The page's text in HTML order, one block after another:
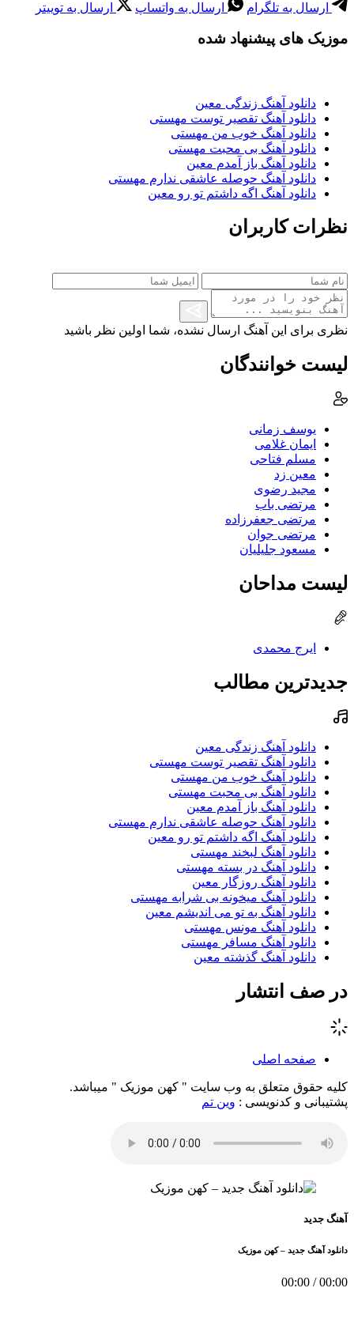
ارسال به تلگرام ارسال به واتساپ ارسال به توییتر
موزیک های پیشنهاد شده
دانلود آهنگ زندگی معین
دانلود آهنگ تقصیر توست مهستی
دانلود آهنگ خوب من مهستی
دانلود آهنگ بی محبت مهستی
دانلود آهنگ باز آمدم معین
دانلود آهنگ حوصله عاشقی ندارم مهستی
دانلود آهنگ اگه داشتم تو رو معین
نظرات کاربران
نظری برای این آهنگ ارسال نشده، شما اولین نظر باشید
لیست خوانندگان
یوسف زمانی
ایمان غلامی
مسلم فتاحی
معین زد
مجید رضوی
مرتضی باب
مرتضی جعفرزاده
مرتضی جوان
مسعود جلیلیان
لیست مداحان
ایرج محمدی
جدیدترین مطالب
دانلود آهنگ زندگی معین
دانلود آهنگ تقصیر توست مهستی
دانلود آهنگ خوب من مهستی
دانلود آهنگ بی محبت مهستی
دانلود آهنگ باز آمدم معین
دانلود آهنگ حوصله عاشقی ندارم مهستی
دانلود آهنگ اگه داشتم تو رو معین
دانلود آهنگ لبخند مهستی
دانلود آهنگ در بسته مهستی
دانلود آهنگ روزگار معین
دانلود آهنگ میخونه بی شرابه مهستی
دانلود آهنگ به تو می اندیشم معین
دانلود آهنگ مونس مهستی
دانلود آهنگ مسافر مهستی
دانلود آهنگ گذشته معین
در صف انتشار
صفحه اصلی
کلیه حقوق متعلق به وب سایت " کهن موزیک " میباشد.
پشتیبانی و کدنویسی : وین تم
آهنگ جدید
دانلود آهنگ جدید – کهن موزیک
00:00
/
00:00